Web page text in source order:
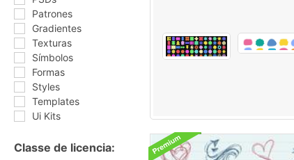
Patrones
Gradientes
Texturas
Símbolos
Formas
Styles
Templates
Ui Kits
Classe de licencia: